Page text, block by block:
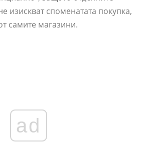
изискват споменатата покупка,
самите магазини.
ad